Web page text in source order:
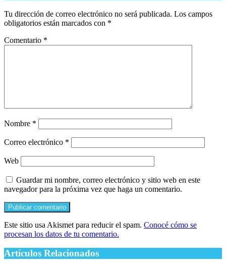
Tu dirección de correo electrónico no será publicada. Los campos
obligatorios están marcados con *
Comentario *
Nombre *
Correo electrónico *
Web
Guardar mi nombre, correo electrónico y sitio web en este
navegador para la próxima vez que haga un comentario.
Este sitio usa Akismet para reducir el spam. Conocé cómo se
procesan los datos de tu comentario.
Artículos Relacionados